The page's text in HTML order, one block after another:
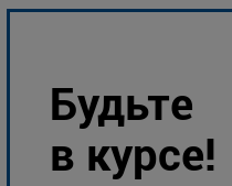
Будьте
в курсе!